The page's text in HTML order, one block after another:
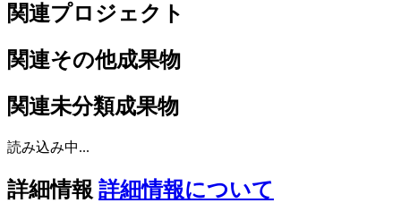
関連プロジェクト
関連その他成果物
関連未分類成果物
読み込み中...
詳細情報 詳細情報について